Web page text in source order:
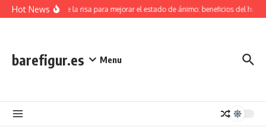
Skip to content
Hot NewsTerapia de la risa para mejorar el estado de ánimo: beneficios del
barefigur.es Menu